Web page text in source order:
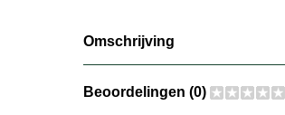
Omschrijving
Beoordelingen (0)